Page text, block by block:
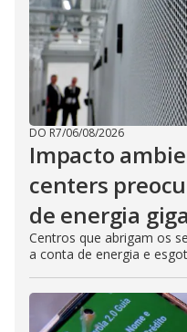
DO R7/06/08/2026
Impacto
centers
de energia
Centros que abrigam os
a conta de energia e